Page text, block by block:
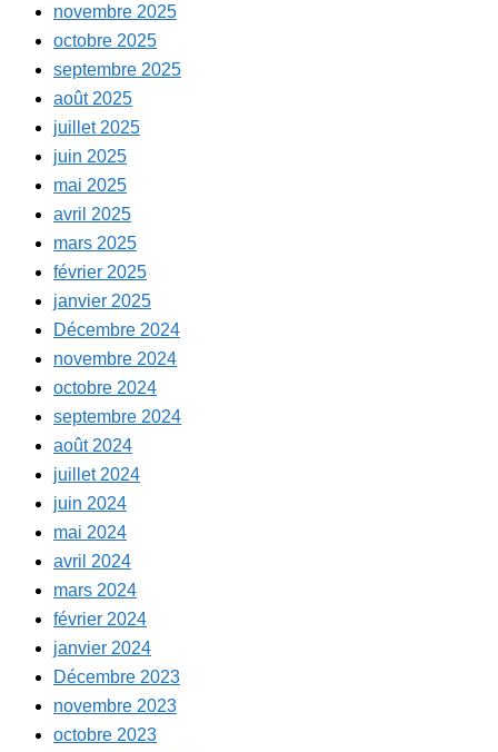
novembre 2025
octobre 2025
septembre 2025
août 2025
juillet 2025
juin 2025
mai 2025
avril 2025
mars 2025
février 2025
janvier 2025
Décembre 2024
novembre 2024
octobre 2024
septembre 2024
août 2024
juillet 2024
juin 2024
mai 2024
avril 2024
mars 2024
février 2024
janvier 2024
Décembre 2023
novembre 2023
octobre 2023